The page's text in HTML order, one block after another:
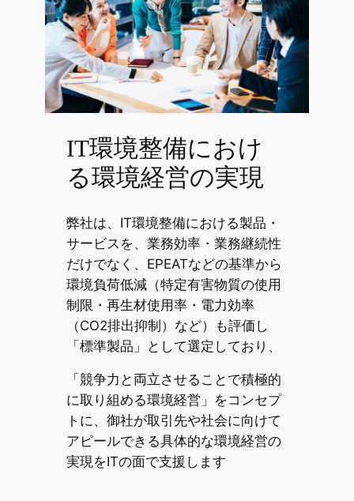
IT環境整備におけ
る環境経営の実現
弊社は、IT環境整備における製品・
サービスを、業務効率・業務継続性
だけでなく、EPEATなどの基準から
環境負荷低減（特定有害物質の使用
制限・再生材使用率・電力効率
（CO2排出抑制）など）も評価し
「標準製品」として選定しており、
「競争力と両立させることで積極的
に取り組める環境経営」をコンセプ
トに、御社が取引先や社会に向けて
アピールできる具体的な環境経営の
実現をITの面で支援します